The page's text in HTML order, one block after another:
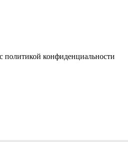
политикой конфиденциальности